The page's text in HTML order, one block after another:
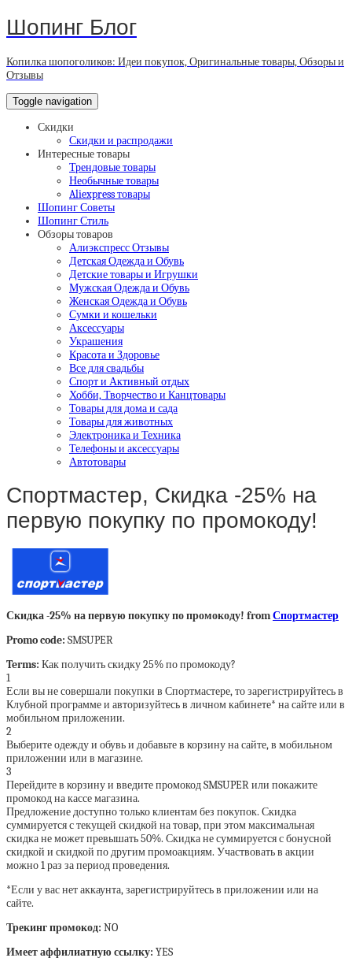
Шопинг Блог
Копилка шопоголиков: Идеи покупок, Оригинальные товары, Обзоры и
Отзывы
Toggle navigation
Скидки
Скидки и распродажи
Интересные товары
Трендовые товары
Необычные товары
Aliexpress товары
Шопинг Советы
Шопинг Стиль
Обзоры товаров
Алиэкспресс Отзывы
Детская Одежда и Обувь
Детские товары и Игрушки
Мужская Одежда и Обувь
Женская Одежда и Обувь
Сумки и кошельки
Аксессуары
Украшения
Красота и Здоровье
Все для свадьбы
Спорт и Активный отдых
Хобби, Творчество и Канцтовары
Товары для дома и сада
Товары для животных
Электроника и Техника
Телефоны и аксессуары
Автотовары
Спортмастер, Скидка -25% на
первую покупку по промокоду!
Скидка -25% на первую покупку по промокоду! fromСпортмастер
Promo code: SMSUPER
Terms: Как получить скидку 25% по промокоду?
1
Если вы не совершали покупки в Спортмастере, то зарегистрируйтесь в
Клубной программе и авторизуйтесь в личном кабинете* на сайте или в
мобильном приложении.
2
Выберите одежду и обувь и добавьте в корзину на сайте, в мобильном
приложении или в магазине.
3
Перейдите в корзину и введите промокод SMSUPER или покажите
промокод на кассе магазина.
Предложение доступно только клиентам без покупок. Скидка
суммируется с текущей скидкой на товар, при этом максимальная
скидка не может превышать 50%. Скидка не суммируется с бонусной
скидкой и скидкой по другим промоакциям. Участвовать в акции
можно 1 раз за период проведения.
*Если у вас нет аккаунта, зарегистрируйтесь в приложении или на
сайте.
Трекинг промокод: NO
Имеет аффилиатную ссылку: YES